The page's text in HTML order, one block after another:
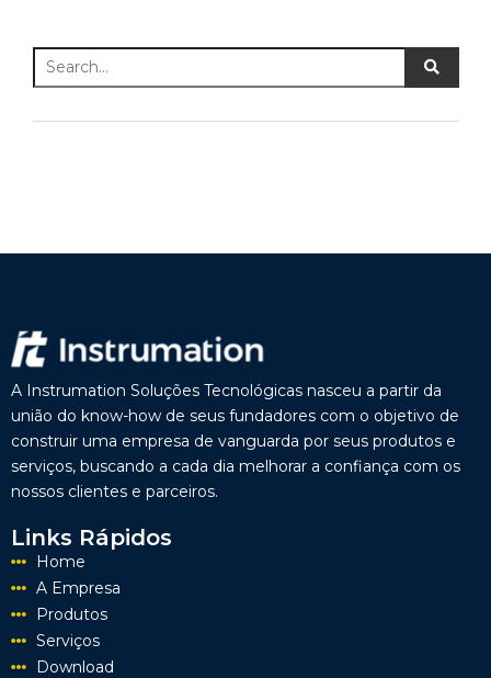
A Instrumation Soluções Tecnológicas nasceu a partir da
união do know-how de seus fundadores com o objetivo de
construir uma empresa de vanguarda por seus produtos e
serviços, buscando a cada dia melhorar a confiança com os
nossos clientes e parceiros.
Links Rápidos
Home
A Empresa
Produtos
Serviços
Download